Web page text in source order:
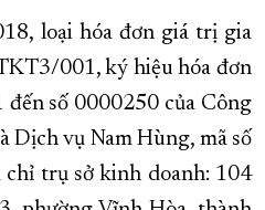
loại hóa đơn giá trị gia
001, ký hiệu hóa đơn
số 0000250 của Công
Dịch vụ Nam Hùng, mã số
trụ sở kinh doanh: 104